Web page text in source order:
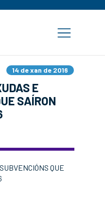
14 de xan de 2016
E
SAÍRON
QUE